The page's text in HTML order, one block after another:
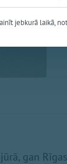
gan
jebkurā laikā,